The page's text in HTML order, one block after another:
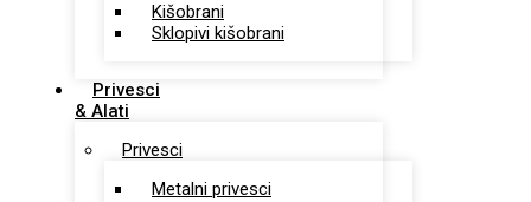
Kišobrani
Sklopivi kišobrani
Privesci
& Alati
Privesci
Metalni privesci